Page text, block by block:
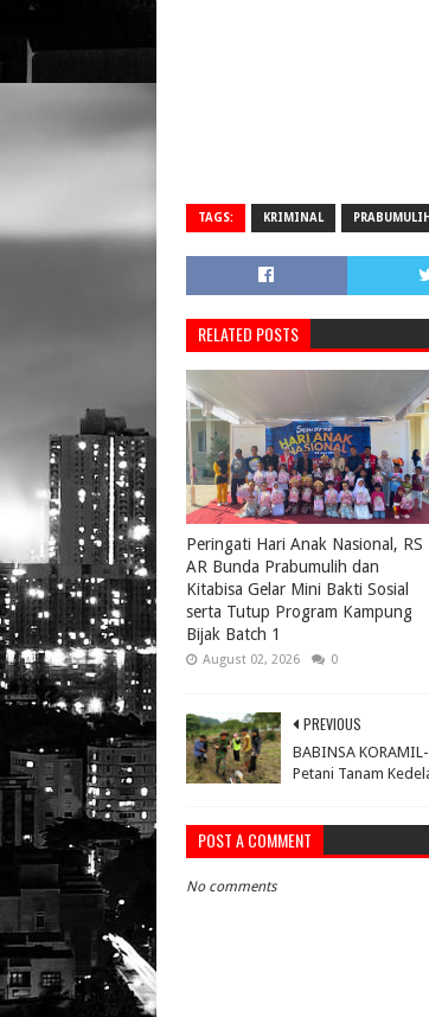
TAGS: KRIMINAL PRABUMULIH
RELATED POSTS
Peringati Hari Anak Nasional, RS
AR Bunda Prabumulih dan
Kitabisa Gelar Mini Bakti Sosial
serta Tutup Program Kampung
Bijak Batch 1
August 02, 2026 0
PREVIOUS
BABINSA
Petani Tanam
POST A COMMENT
No comments